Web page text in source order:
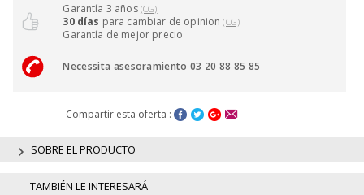
Garantía 3 años (CG)
30 días para cambiar de opinion(CG)
Garantía de mejor precio
Necessita asesoramiento 03 20 88 85 85
Compartir esta oferta :
SOBRE EL PRODUCTO
TAMBIÉN LE INTERESARÁ